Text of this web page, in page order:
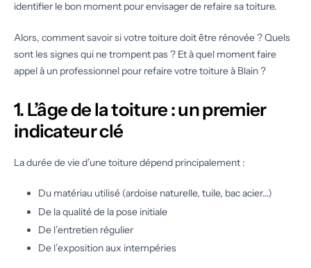
identifier le bon moment pour envisager de refaire sa toiture.
Alors, comment savoir si votre toiture doit être rénovée ? Quels
sont les signes qui ne trompent pas ? Et à quel moment faire
appel à un professionnel pour refaire votre toiture à Blain ?
1. L’âge de la toiture : un premier
indicateur clé
La durée de vie d’une toiture dépend principalement :
Du matériau utilisé (ardoise naturelle, tuile, bac acier…)
De la qualité de la pose initiale
De l’entretien régulier
De l’exposition aux intempéries